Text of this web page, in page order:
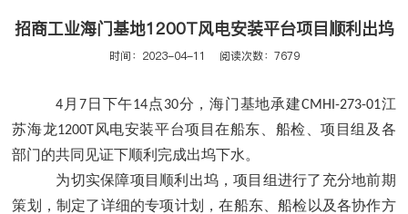
招商工业海门基地1200T风电安装平台项目顺利出坞
时间：2023-04-11 阅读次数：7679
4 月7 日下午14点30分，海门基地承建CMHI-273-01江
苏海龙1200T
风电安装平台项目在船东、船检、项目组及各
部门的共同见证下顺利完成出坞下水。
为切实保障项目顺利出坞，项目组进行了充分地前期
策划，制定了详细的专项计划，在船东、船检以及各协作方